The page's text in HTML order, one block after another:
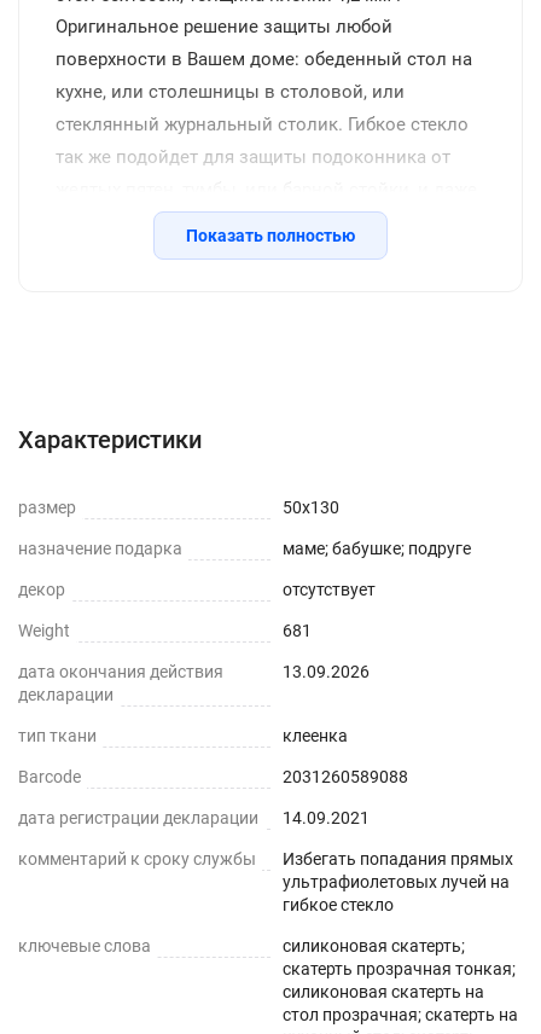
Оригинальное решение защиты любой
поверхности в Вашем доме: обеденный стол на
кухне, или столешницы в столовой, или
стеклянный журнальный столик. Гибкое стекло
так же подойдет для защиты подоконника от
защитит напольное покрытие от царапин стула.
как подрезать в случае необходимости. Широкий
выбрать любой размер, подходящий специально
подрезать.
материал ,который быстро расправляется на
поверхности и легко принимает новую форму
сразу после укладки. Уголки стола легко
подрезать ножницами или канцелярским ножом
,для придания идеального вида. Мягкое стекло
пролитых напитков, так как материал является
влагоотталкивающим. С помощью мягкого
заметки, если будете использовать его в
качестве коврика на своем рабочем, или
Показать полностью
Характеристики
размер 50x130
назначение подарка маме; бабушке; подруге
декор отсутствует
Weight 681
дата окончания действия
декларации
13.09.2026
тип ткани клеенка
Barcode 2031260589088
дата регистрации декларации 14.09.2021
комментарий к сроку службы
Избегать попадания прямых
ультрафиолетовых лучей на
гибкое стекло
ключевые слова
силиконовая скатерть;
скатерть прозрачная тонкая;
силиконовая скатерть на
стол прозрачная; скатерть на